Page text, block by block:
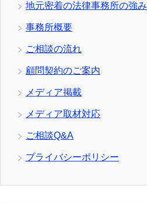
地元密着の法律事務所の強み
事務所概要
ご相談の流れ
顧問契約のご案内
メディア掲載
メディア取材対応
ご相談Q&A
プライバシーポリシー